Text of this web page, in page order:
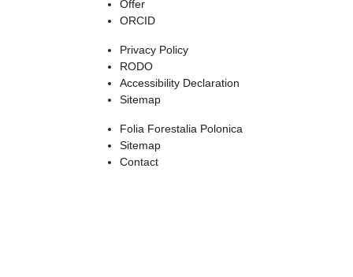
Offer
ORCID
Privacy Policy
RODO
Accessibility Declaration
Sitemap
Folia Forestalia Polonica
Sitemap
Contact